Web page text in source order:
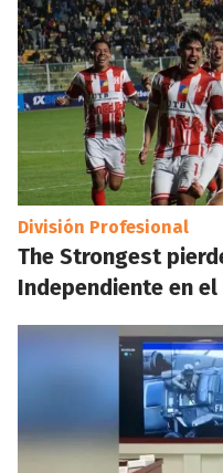
División Profesional
The Strongest
Independiente en